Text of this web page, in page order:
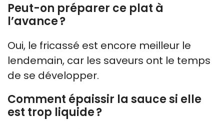
Peut-on préparer ce plat à
l’avance ?
Oui, le fricassé est encore meilleur le
lendemain, car les saveurs ont le temps
de se développer.
Comment épaissir la sauce si elle
est trop liquide ?